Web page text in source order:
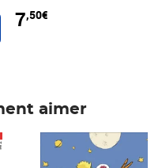
au panier
7,50€
aimer
Prix 7,50€